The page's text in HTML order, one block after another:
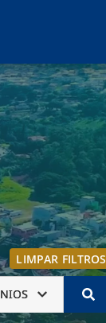
LIMPAR FILTROS